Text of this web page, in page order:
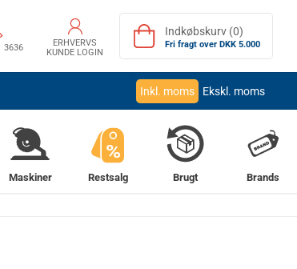
3636
ERHVERVS
KUNDE LOGIN
Indkøbskurv (0)
Fri fragt over DKK 5.000
Inkl. moms Ekskl. moms
Maskiner
%
Restsalg Brugt Brands